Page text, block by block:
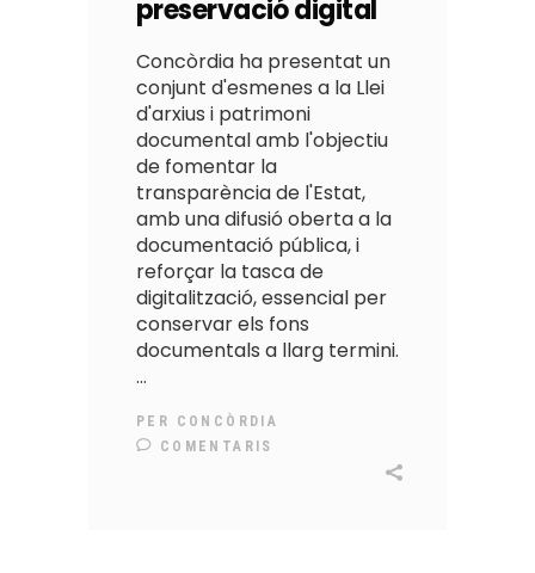
preservació digital
Concòrdia ha presentat un
conjunt d'esmenes a la Llei
d'arxius i patrimoni
documental amb l'objectiu
de fomentar la
transparència de l'Estat,
amb una difusió oberta a la
documentació pública, i
reforçar la tasca de
digitalització, essencial per
conservar els fons
documentals a llarg termini.
PER CONCÒRDIA
COMENTARIS